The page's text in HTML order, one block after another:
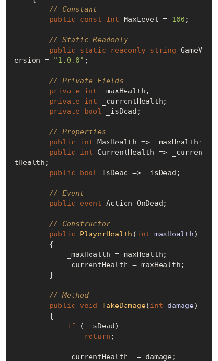
// Constant
public
const int MaxLevel = 100 ;
// Static Readonly
public
static readonly string GameV
ersion =
"1.0.0" ;
// Private Fields
private
int _maxHealth;
private
int _currentHealth;
private
bool _isDead;
// Properties
public
int MaxHealth => _maxHealth;
public
int CurrentHealth => _curren
tHealth;
public
bool IsDead => _isDead;
// Event
public
event Action OnDead;
// Constructor
public
PlayerHealth ( int maxHealth)
// Method
public
void TakeDamage( int damage)
if (_isDead)
return ;